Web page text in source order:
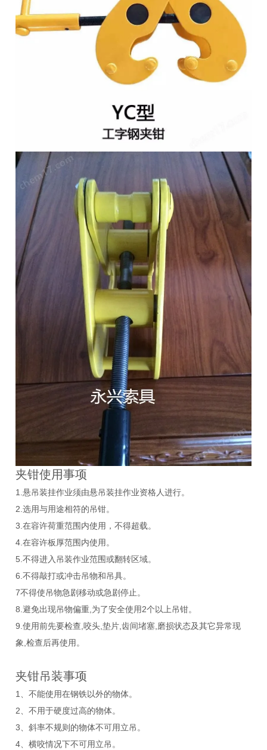
夹钳使用事项
1.悬吊装挂作业须由悬吊装挂作业资格人进行。
2.选用与用途相符的吊钳。
3.在容许荷重范围内使用，不得超载。
4.在容许板厚范围内使用。
5.不得进入吊装作业范围或翻转区域。
6.不得敲打或冲击吊物和吊具。
7不得使吊物急剧移动或急剧停止。
8.避免出现吊物偏重,为了安全使用2个以上吊钳。
9.使用前先要检查,咬头,垫片,齿间堵塞,磨损状态及其它异常现
象,检查后再使用。
夹钳吊装事项
1、不能使用在钢铁以外的物体。
2、不用于硬度过高的物体。
3、斜率不规则的物体不可用立吊。
4、横咬情况下不可用立吊。